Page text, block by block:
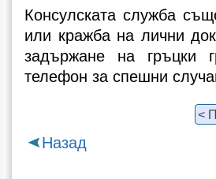
Консулската служба
или кражба на лични
задържане на гръцки
телефон за спешни
<
Назад